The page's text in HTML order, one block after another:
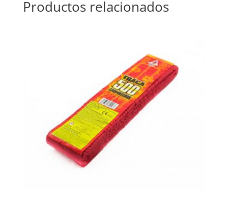
Productos relacionados